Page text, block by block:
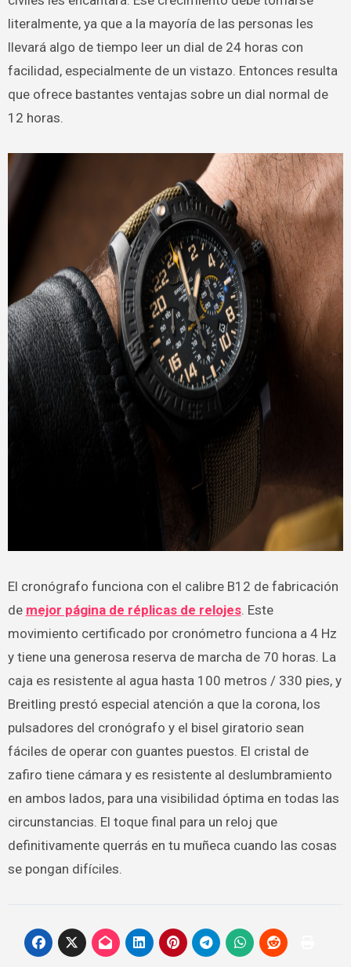
literalmente, ya que a la mayoría de las personas les
llevará algo de tiempo leer un dial de 24 horas con
facilidad, especialmente de un vistazo. Entonces resulta
que ofrece bastantes ventajas sobre un dial normal de
12 horas.
El cronógrafo funciona con el calibre B12 de fabricación
de mejor página de réplicas de relojes. Este
movimiento certificado por cronómetro funciona a 4 Hz
y tiene una generosa reserva de marcha de 70 horas. La
caja es resistente al agua hasta 100 metros / 330 pies, y
Breitling prestó especial atención a que la corona, los
pulsadores del cronógrafo y el bisel giratorio sean
fáciles de operar con guantes puestos. El cristal de
zafiro tiene cámara y es resistente al deslumbramiento
en ambos lados, para una visibilidad óptima en todas las
circunstancias. El toque final para un reloj que
definitivamente querrás en tu muñeca cuando las cosas
se pongan difíciles.